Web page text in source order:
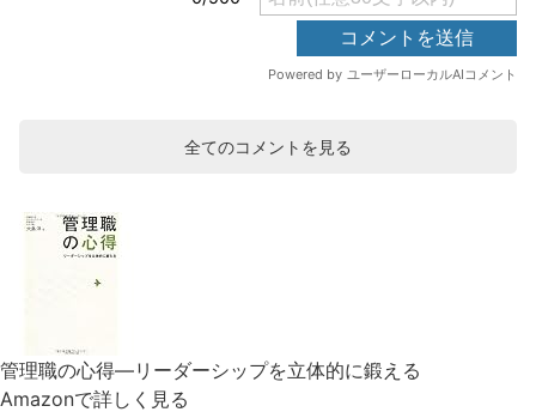
全てのコメントを見る
管理職の心得―リーダーシップを立体的に鍛える
Amazonで詳しく見る